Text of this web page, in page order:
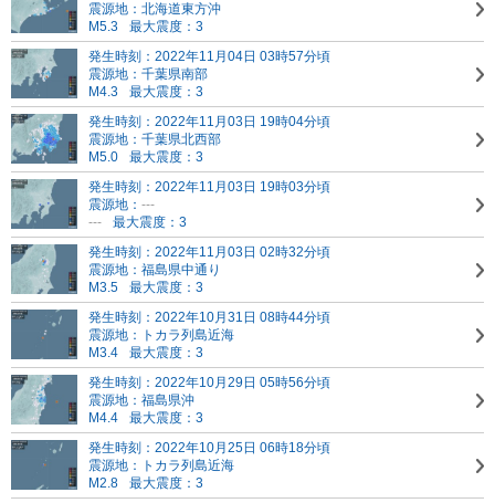
震源地：北海道東方沖
M5.3
最大震度：3
発生時刻：2022年11月04日 03時57分頃
震源地：千葉県南部
M4.3
最大震度：3
発生時刻：2022年11月03日 19時04分頃
震源地：千葉県北西部
M5.0
最大震度：3
発生時刻：2022年11月03日 19時03分頃
震源地： ---
---
最大震度：3
発生時刻：2022年11月03日 02時32分頃
震源地：福島県中通り
M3.5
最大震度：3
発生時刻：2022年10月31日 08時44分頃
震源地：トカラ列島近海
M3.4
最大震度：3
発生時刻：2022年10月29日 05時56分頃
震源地：福島県沖
M4.4
最大震度：3
発生時刻：2022年10月25日 06時18分頃
震源地：トカラ列島近海
M2.8
最大震度：3